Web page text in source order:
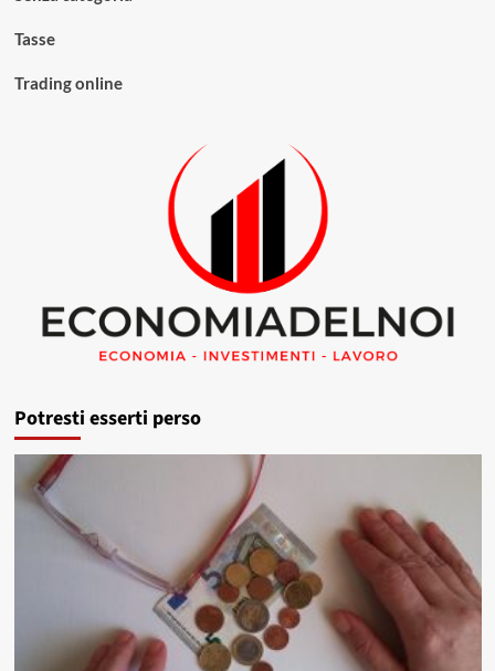
Tasse
Trading online
Potresti esserti perso